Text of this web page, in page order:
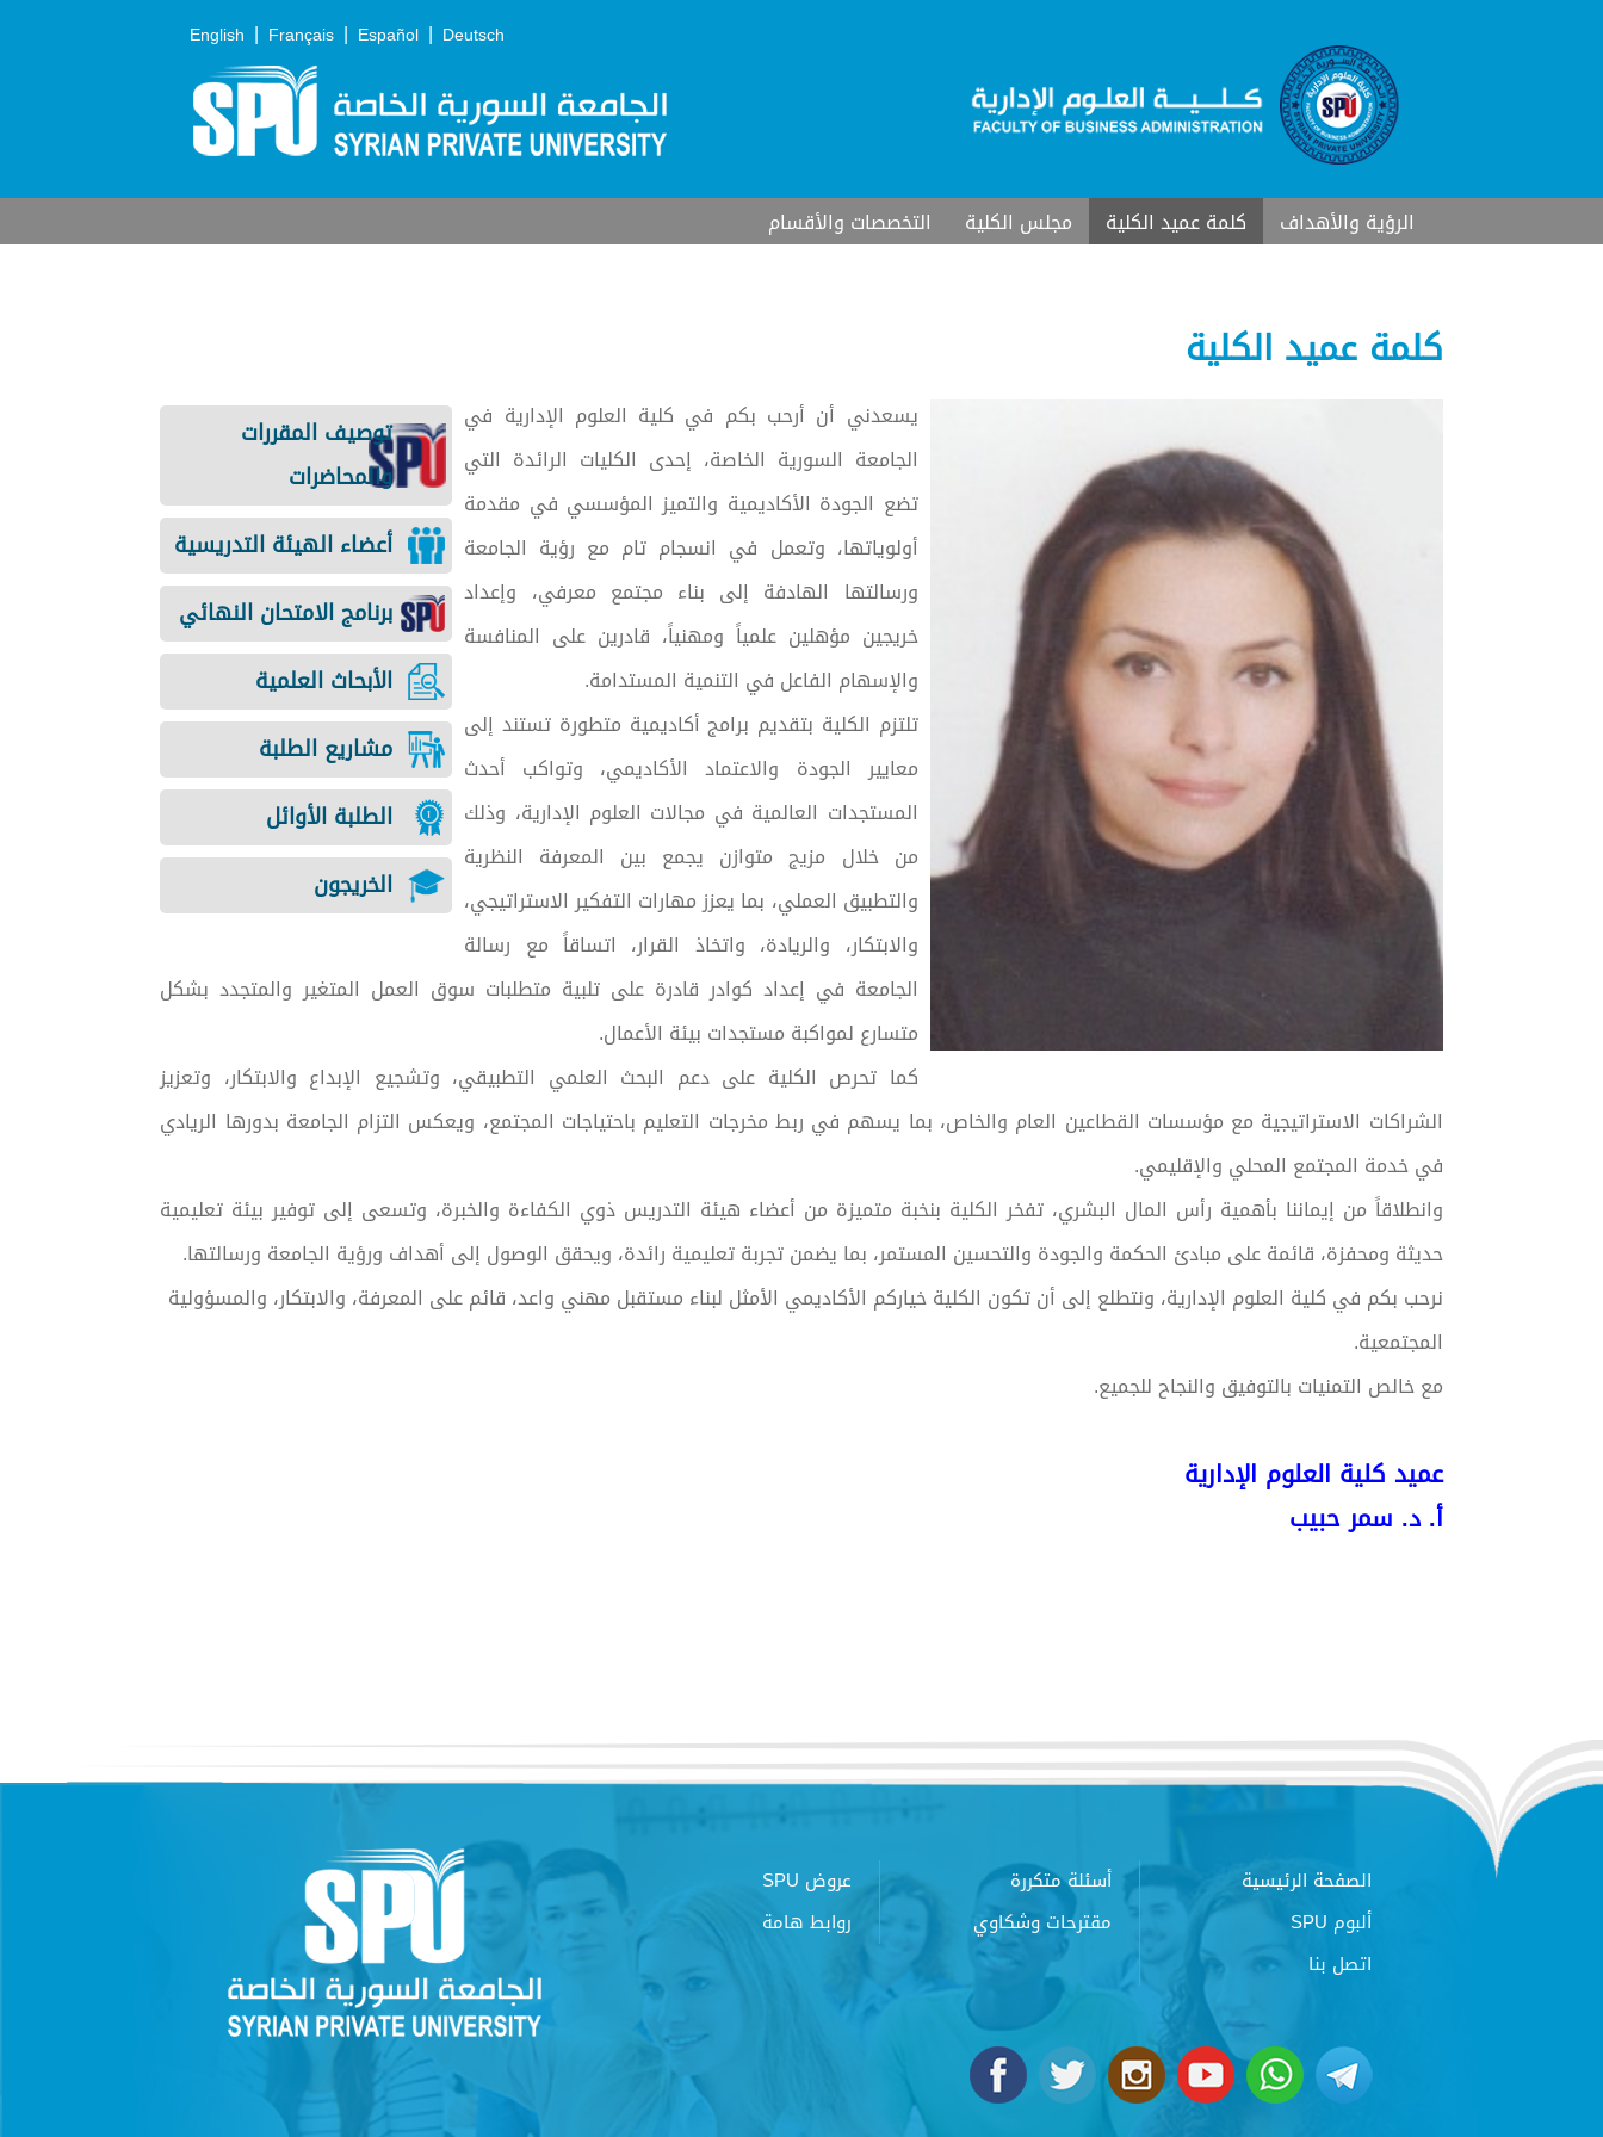
English | Français | Español | Deutsch
الرؤية والأهداف كلمة عميد الكلية مجلس الكلية التخصصات والأقسام
كلمة عميد الكلية
توصيف المقررات
والمحاضرات
أعضاء الهيئة التدريسية
برنامج الامتحان النهائي
الأبحاث العلمية
مشاريع الطلبة
الطلبة الأوائل
الخريجون
يسعدني أن أرحب بكم في كلية العلوم الإدارية في
الجامعة السورية الخاصة، إحدى الكليات الرائدة التي
تضع الجودة الأكاديمية والتميز المؤسسي في مقدمة
أولوياتها، وتعمل في انسجام تام مع رؤية الجامعة
ورسالتها الهادفة إلى بناء مجتمع معرفي، وإعداد
خريجين مؤهلين علمياً ومهنياً، قادرين على المنافسة
والإسهام الفاعل في التنمية المستدامة.
تلتزم الكلية بتقديم برامج أكاديمية متطورة تستند إلى
معايير الجودة والاعتماد الأكاديمي، وتواكب أحدث
المستجدات العالمية في مجالات العلوم الإدارية، وذلك
من خلال مزيج متوازن يجمع بين المعرفة النظرية
والتطبيق العملي، بما يعزز مهارات التفكير الاستراتيجي،
والابتكار، والريادة، واتخاذ القرار، اتساقاً مع رسالة
الجامعة في إعداد كوادر قادرة على تلبية متطلبات سوق العمل المتغير والمتجدد بشكل
متسارع لمواكبة مستجدات بيئة الأعمال.
كما تحرص الكلية على دعم البحث العلمي التطبيقي، وتشجيع الإبداع والابتكار، وتعزيز
الشراكات الاستراتيجية مع مؤسسات القطاعين العام والخاص، بما يسهم في ربط مخرجات التعليم باحتياجات المجتمع، ويعكس التزام الجامعة بدورها الريادي
في خدمة المجتمع المحلي والإقليمي.
وانطلاقاً من إيماننا بأهمية رأس المال البشري، تفخر الكلية بنخبة متميزة من أعضاء هيئة التدريس ذوي الكفاءة والخبرة، وتسعى إلى توفير بيئة تعليمية
حديثة ومحفزة، قائمة على مبادئ الحكمة والجودة والتحسين المستمر، بما يضمن تجربة تعليمية رائدة، ويحقق الوصول إلى أهداف ورؤية الجامعة ورسالتها.
نرحب بكم في كلية العلوم الإدارية، ونتطلع إلى أن تكون الكلية خياركم الأكاديمي الأمثل لبناء مستقبل مهني واعد، قائم على المعرفة، والابتكار، والمسؤولية
المجتمعية.
مع خالص التمنيات بالتوفيق والنجاح للجميع.
عميد كلية العلوم الإدارية
أ. د. سمر حبيب
الصفحة الرئيسية أسئلة متكررة
عروض SPU
ألبوم SPU
مقترحات وشكاوي
روابط هامة
اتصل بنا